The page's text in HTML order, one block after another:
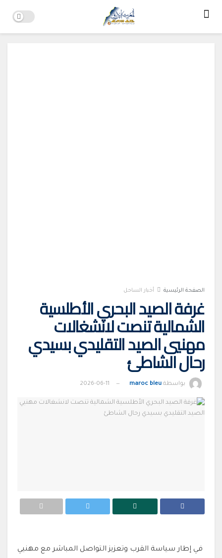
الصفحة الرئيسية أخبار الساحل
غرفة الصيد البحري الأطلسية
الشمالية تنصت لانشغالات
مهنيي الصيد التقليدي بسيدي
رحال الشاطئ
بواسطة maroc bleu
2026-06-11
في إطار سياسة القرب وتعزيز التواصل المباشر مع مهنيي